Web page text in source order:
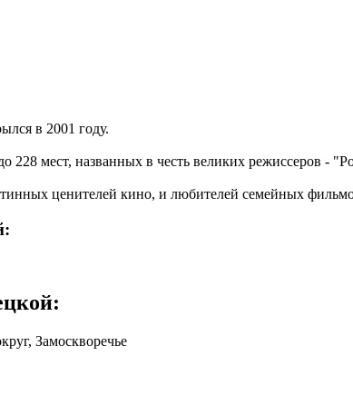
в 2001 году.
228 мест, названных в честь великих режиссеров
ценителей кино, и любителей семейных
:
Замоскворечье